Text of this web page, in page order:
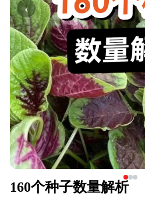
‹
160个种子数量解析